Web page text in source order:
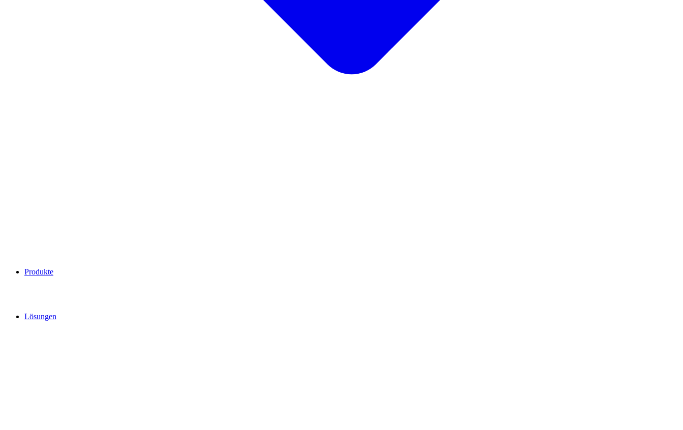
Produkte
Lösungen